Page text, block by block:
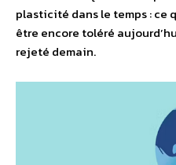
plasticité dans le temps : ce
être encore toléré
rejeté demain.